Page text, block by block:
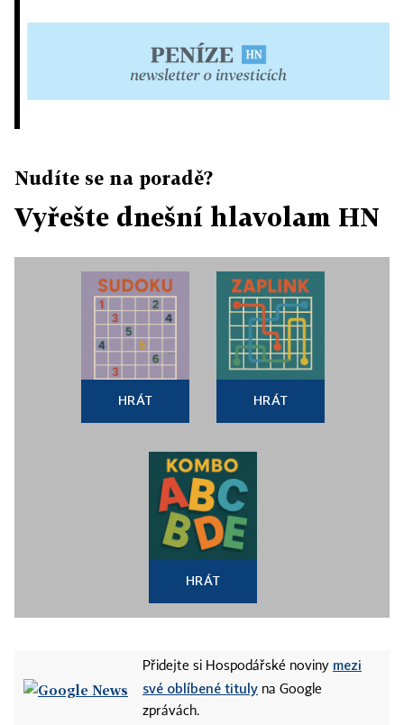
Nudíte se na poradě?
Vyřešte dnešní hlavolam HN
HRÁT HRÁT
HRÁT
Přidejte si Hospodářské noviny mezi
své oblíbené tituly na Google
zprávách.